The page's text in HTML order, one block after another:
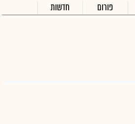
פורום חדשות